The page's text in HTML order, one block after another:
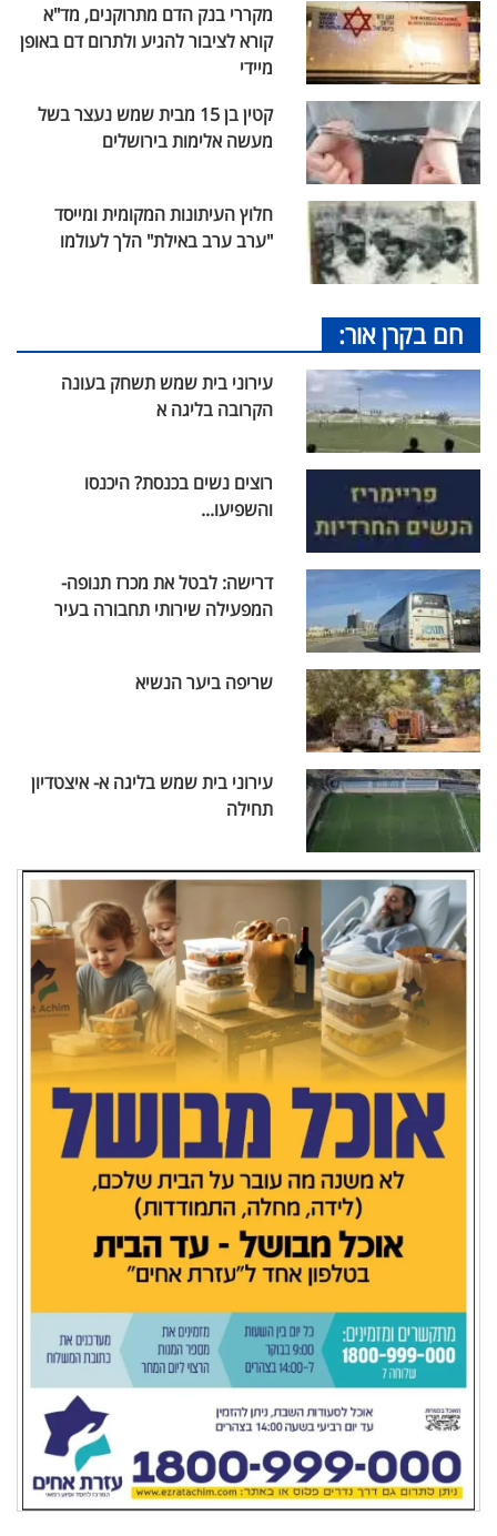
מקררי בנק הדם מתרוקנים, מד"א
קורא לציבור להגיע ולתרום דם באופן
מיידי
קטין בן 15 מבית שמש נעצר בשל
מעשה אלימות בירושלים
חלוץ העיתונות המקומית ומייסד
"ערב ערב באילת" הלך לעולמו
חם בקרן אור:
עירוני בית שמש תשחק בעונה
הקרובה בליגה א
רוצים נשים בכנסת? היכנסו
והשפיעו...
דרישה: לבטל את מכרז תנופה-
המפעילה שירותי תחבורה בעיר
שריפה ביער הנשיא
עירוני בית שמש בליגה א- איצטדיון
תחילה